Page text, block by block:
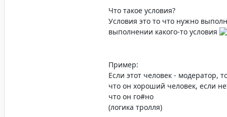
Что такое условия?
Условия это то что нужно
выполнении какого-то условия
Пример:
Если этот человек - модератор,
что он хороший человек, если
что он го#но
(логика тролля)